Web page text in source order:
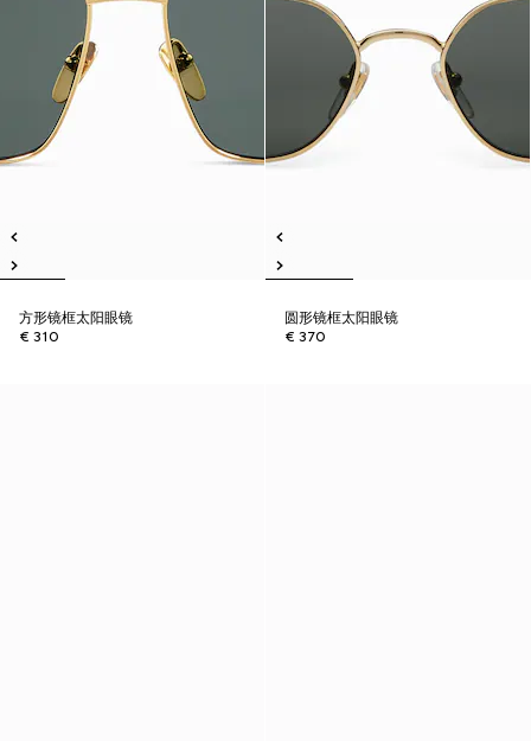
方形镜框太阳眼镜
€ 310
圆形镜框太阳眼镜
€ 370